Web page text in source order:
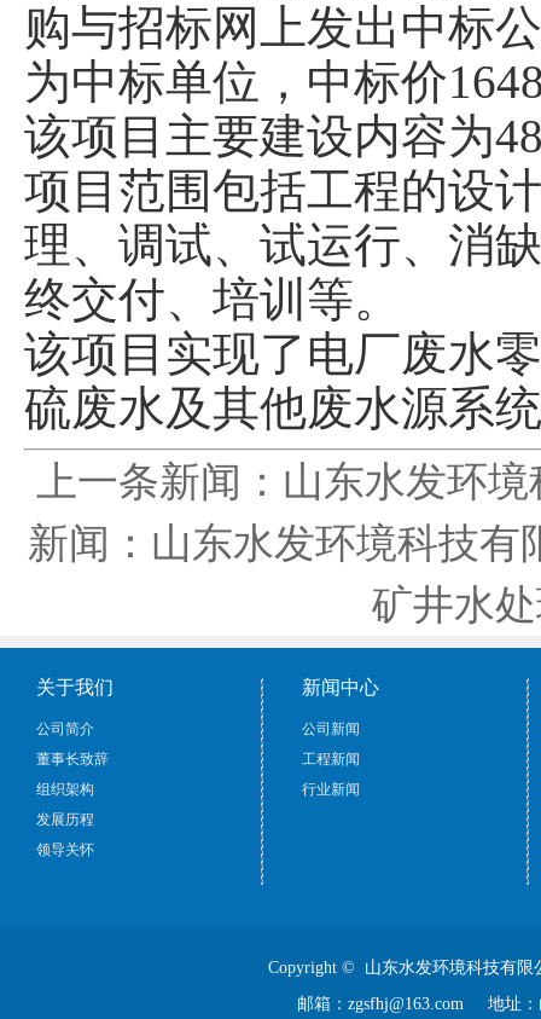
购与招标网上发出中标
为中标单位，中标价
该项目主要建设内容为
项目范围包括工程的设
理、调试、试运行、消
终交付、培训等。
该项目实现了电厂废水
硫废水及其他废水源系
上一条新闻： 山东水发环
新闻： 山东水发环境科技有
矿井水
关于我们
公司简介
董事长致辞
组织架构
发展历程
领导关怀
新闻中心
公司新闻
工程新闻
行业新闻
Copyright © 山东水发环境科技有
邮箱：zgsfhj@163.com 地址